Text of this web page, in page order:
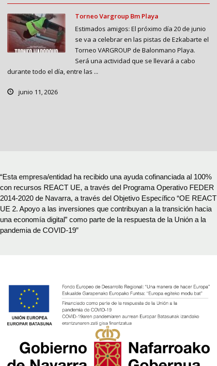
Torneo Vargroup Bm Playa
Estimados amigos: El próximo día 20 de junio
se va a celebrar en las pistas de Ezkabarte el
Torneo VARGROUP de Balonmano Playa.
Será una actividad que se llevará a cabo
durante todo el día, entre las ...
junio 11, 2026
“Esta empresa/entidad ha recibido una ayuda cofinanciada al 100%
con recursos REACT UE, a través del Programa Operativo FEDER
2014-2020 de Navarra, a través del Objetivo Específico “OE REACT
UE 2. Apoyo a las inversiones que contribuyan a la transición hacia
una economía digital” como parte de la respuesta de la Unión a la
pandemia de COVID-19”